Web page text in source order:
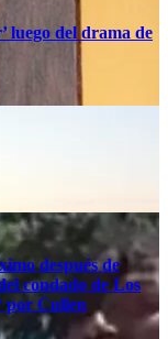
luego del drama de
después de
condado de Los
por Cullen